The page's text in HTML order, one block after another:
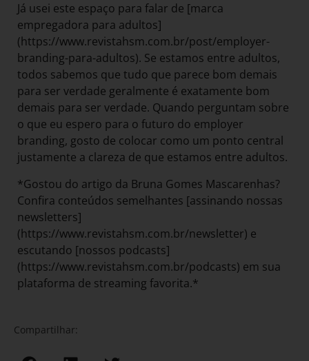
Já usei este espaço para falar de [marca
empregadora para adultos]
(https://www.revistahsm.com.br/post/employer-
branding-para-adultos). Se estamos entre adultos,
todos sabemos que tudo que parece bom demais
para ser verdade geralmente é exatamente bom
demais para ser verdade. Quando perguntam sobre
o que eu espero para o futuro do employer
branding, gosto de colocar como um ponto central
justamente a clareza de que estamos entre adultos.
*Gostou do artigo da Bruna Gomes Mascarenhas?
Confira conteúdos semelhantes [assinando nossas
newsletters]
(https://www.revistahsm.com.br/newsletter) e
escutando [nossos podcasts]
(https://www.revistahsm.com.br/podcasts) em sua
plataforma de streaming favorita.*
Compartilhar: